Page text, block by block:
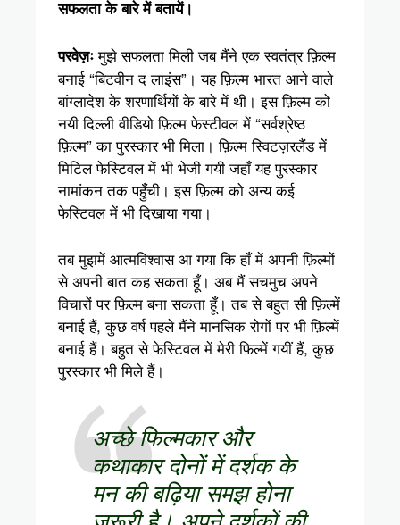
सफलता के बारे में बतायें।
परवेज़ःमुझे सफलता मिली जब मैंने एक स्वतंत्र फ़िल्म
बनाई “बिटवीन द लाइंस”। यह फ़िल्म भारत आने वाले
बांग्लादेश के शरणार्थियों के बारे में थी। इस फ़िल्म को
नयी दिल्ली वीडियो फ़िल्म फेस्टीवल में “सर्वश्रेष्ठ
फ़िल्म” का पुरस्कार भी मिला। फ़िल्म स्विटज़रलैंड में
मिटिल फेस्टिवल में भी भेजी गयी जहाँ यह पुरस्कार
नामांकन तक पहुँची। इस फ़िल्म को अन्य कई
फेस्टिवल में भी दिखाया गया।
तब मुझमें आत्मविश्वास आ गया कि हाँ में अपनी फ़िल्मों
से अपनी बात कह सकता हूँ। अब मैं सचमुच अपने
विचारों पर फ़िल्म बना सकता हूँ। तब से बहुत सी फ़िल्में
बनाई हैं, कुछ वर्ष पहले मैंने मानसिक रोगों पर भी फ़िल्में
बनाई हैं। बहुत से फेस्टिवल में मेरी फ़िल्में गयीं हैं, कुछ
पुरस्कार भी मिले हैं।
अच्छे फिल्मकार और
कथाकार दोनों में दर्शक के
मन की बढ़िया समझ होना